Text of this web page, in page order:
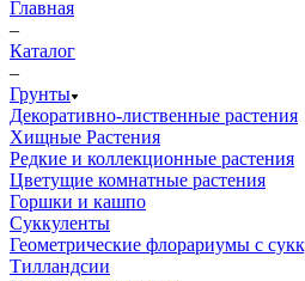
Главная
–
Каталог
–
Грунты
Декоративно-лиственные растения
Хищные Растения
Редкие и коллекционные растения
Цветущие комнатные растения
Горшки и кашпо
Суккуленты
Геометрические флорариумы с
Тилландсии